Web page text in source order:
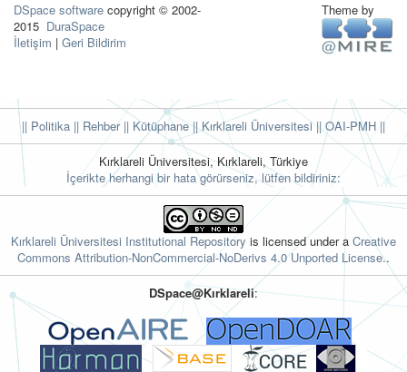
DSpace software copyright © 2002-
2015 DuraSpace
İletişim | Geri Bildirim
Theme by
|| Politika || Rehber|| Kütüphane|| Kırklareli Üniversitesi ||OAI-PMH ||
Kırklareli Üniversitesi, Kırklareli, Türkiye
İçerikte herhangi bir hata görürseniz, lütfen bildiriniz:
Kırklareli Üniversitesi Institutional Repository is licensed under a Creative
Commons Attribution-NonCommercial-NoDerivs 4.0 Unported License..
DSpace@Kırklareli: